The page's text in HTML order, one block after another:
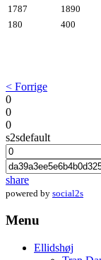
1787
1890
180
400
< Forrige
0
0
0
s2sdefault
share
powered by social2s
Menu
Ellidshøj